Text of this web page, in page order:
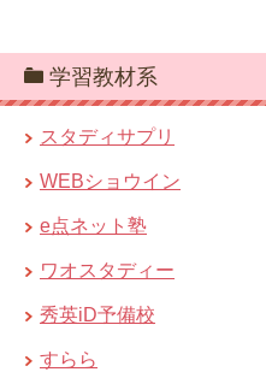
学習教材系
スタディサプリ
WEBショウイン
e点ネット塾
ワオスタディー
秀英iD予備校
すらら